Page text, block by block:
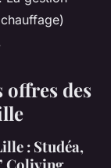
offres des
: Studéa,